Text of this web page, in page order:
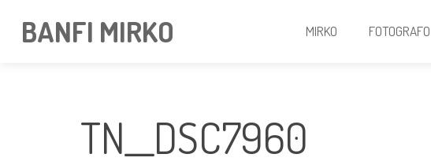
BANFI MIRKO MIRKO FOTOGRAFO
TN__DSC7960